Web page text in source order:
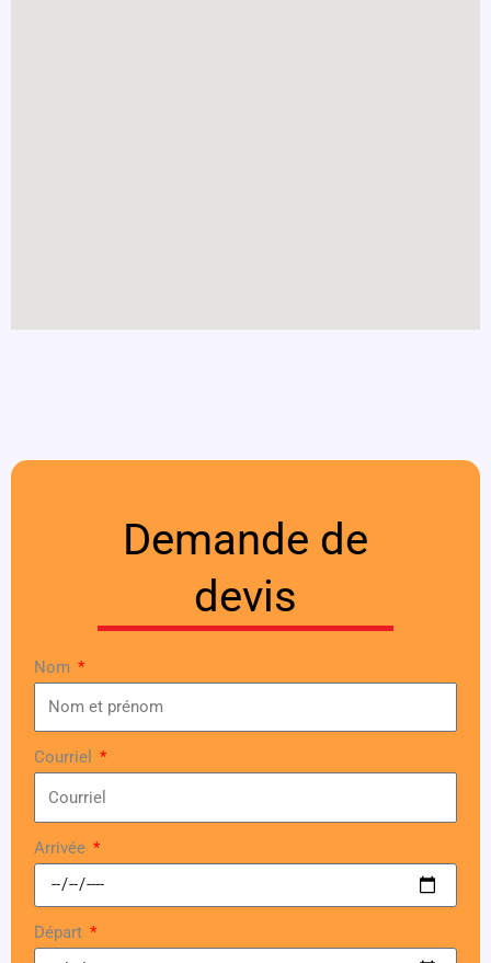
Demande de
devis
Nom
Courriel
Arrivée
Départ